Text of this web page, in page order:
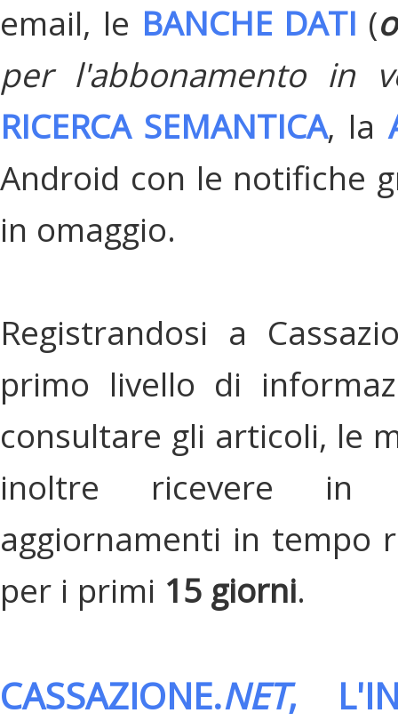
email, le BANCHE DATI (
per l'abbonamento in
RICERCA SEMANTICA, la
Android con le notifiche
in omaggio.
Registrandosi a
primo livello di
consultare gli articoli, le
inoltre ricevere in
aggiornamenti in tempo
per i primi 15 giorni.
CASSAZIONE.NET,